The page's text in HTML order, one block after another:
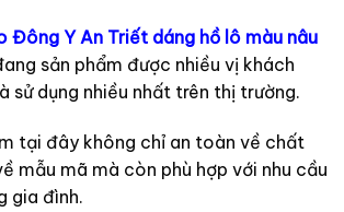
Đông Y An Triết dáng hồ lô màu nâu
sản phẩm được nhiều vị khách
sử dụng nhiều nhất trên thị trường.
tại đây không chỉ an toàn về chất
mẫu mã mà còn phù hợp với nhu cầu
gia đình.